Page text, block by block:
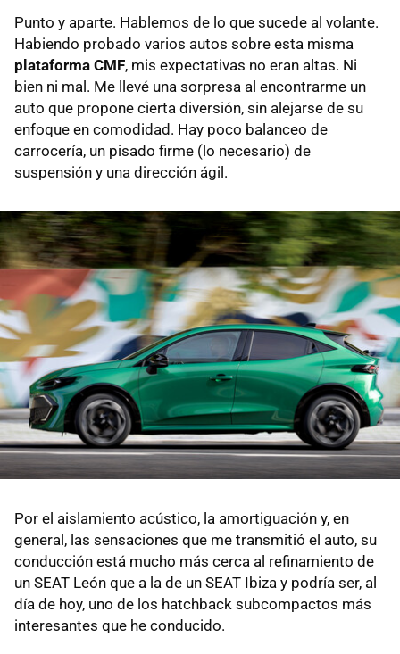
Punto y aparte. Hablemos de lo que sucede al volante.
Habiendo probado varios autos sobre esta misma
plataforma CMF, mis expectativas no eran altas. Ni
bien ni mal. Me llevé una sorpresa al encontrarme un
auto que propone cierta diversión, sin alejarse de su
enfoque en comodidad. Hay poco balanceo de
carrocería, un pisado firme (lo necesario) de
suspensión y una dirección ágil.
Por el aislamiento acústico, la amortiguación y, en
general, las sensaciones que me transmitió el auto, su
conducción está mucho más cerca al refinamiento de
un SEAT León que a la de un SEAT Ibiza y podría ser, al
día de hoy, uno de los hatchback subcompactos más
interesantes que he conducido.